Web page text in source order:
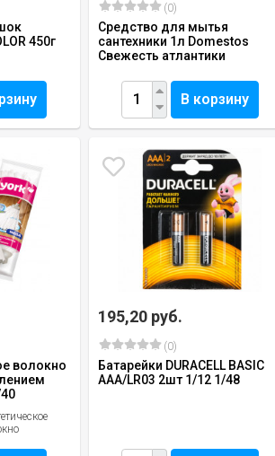
450г
(0)
Средство для мытья
сантехники 1л Domestos
Свежесть атлантики
В корзину
волокно
195,20 руб.
(0)
Батарейки DURACELL BASIC
ААA/LR03 2шт 1/12 1/48